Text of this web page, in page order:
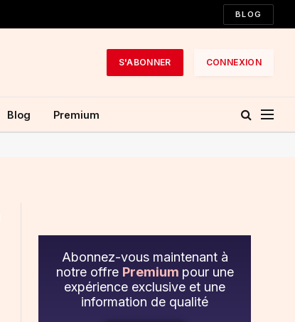
BLOG
S'ABONNER CONNEXION
Blog Premium
Abonnez-vous maintenant à
notre offre Premium pour une
expérience exclusive et une
information de qualité